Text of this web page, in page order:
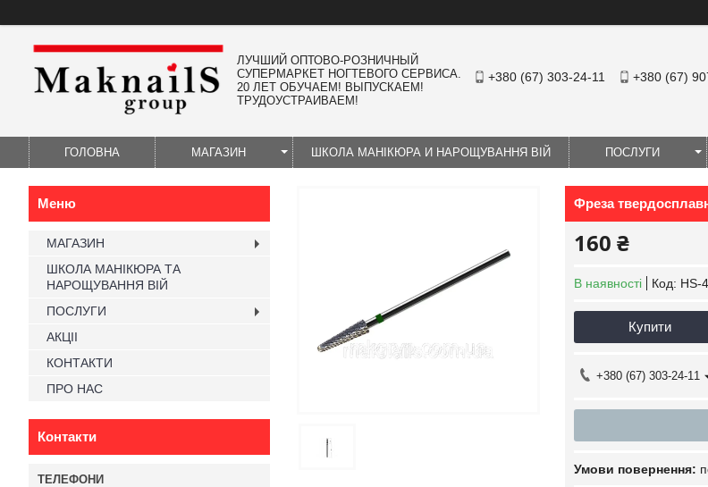
ЛУЧШИЙ ОПТОВО-РОЗНИЧНЫЙ
СУПЕРМАРКЕТ НОГТЕВОГО СЕРВИСА.
20 ЛЕТ ОБУЧАЕМ! ВЫПУСКАЕМ!
ТРУДОУСТРАИВАЕМ!
+380 (67) 303-24-11 +380 (67)
ГОЛОВНА МАГАЗИН ШКОЛА МАНІКЮРА И НАРОЩУВАННЯ ВІЙ ПОСЛУГИ
Фреза
160 ₴
В наявності Код: HS-
Купити
+380 (67) 303-24-11
МАГАЗИН
ШКОЛА МАНІКЮРА ТА
НАРОЩУВАННЯ ВІЙ
ПОСЛУГИ
АКЦІІ
КОНТАКТИ
ПРО НАС
Контакти